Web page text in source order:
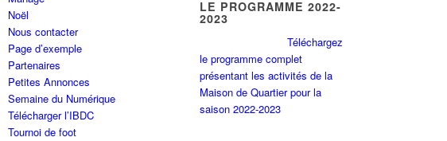
Noël
Nous contacter
Page d’exemple
Partenaires
Petites Annonces
Semaine du Numérique
Télécharger l’IBDC
Tournoi de foot
LE PROGRAMME 2022-
2023
Téléchargez
le programme complet
présentant les activités de la
Maison de Quartier pour la
saison 2022-2023